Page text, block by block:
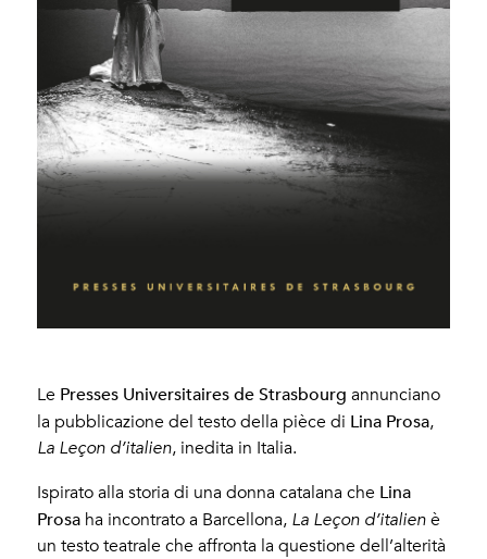
Le Presses Universitaires de Strasbourg annunciano
la pubblicazione del testo della pièce di Lina Prosa,
La Leçon d’italien, inedita in Italia.
Ispirato alla storia di una donna catalana che Lina
Prosa ha incontrato a Barcellona, La Leçon d’italien è
un testo teatrale che affronta la questione dell’alterità